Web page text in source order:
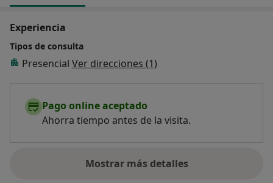
Experiencia
Tipos de consulta
Presencial Ver direcciones (1)
Pago online aceptado
Ahorra tiempo antes de la visita.
Mostrar más detalles
sobre la experiencia